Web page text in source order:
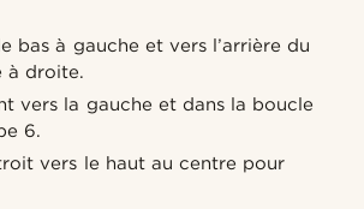
bas à gauche et vers l’arrière du
à droite.
vers la gauche et dans la boucle
6.
vers le haut au centre pour